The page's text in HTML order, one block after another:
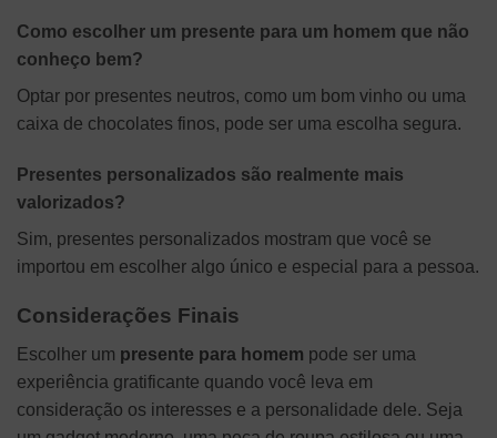
Como escolher um presente para um homem que não
conheço bem?
Optar por presentes neutros, como um bom vinho ou uma
caixa de chocolates finos, pode ser uma escolha segura.
Presentes personalizados são realmente mais
valorizados?
Sim, presentes personalizados mostram que você se
importou em escolher algo único e especial para a pessoa.
Considerações Finais
Escolher um presente para homem pode ser uma
experiência gratificante quando você leva em
consideração os interesses e a personalidade dele. Seja